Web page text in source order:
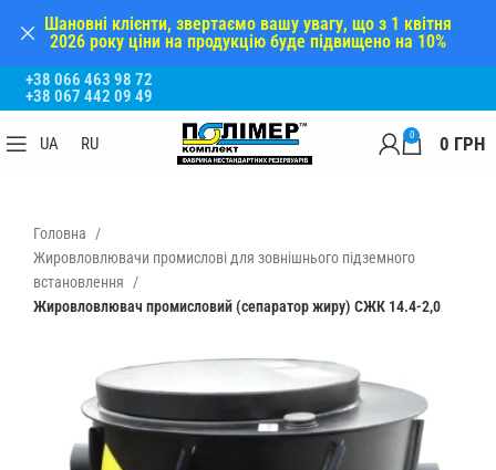
+38 066 463 98 72
+38 067 442 09 49
UA RU 0 0 ГРН
Головна
Жировловлювачи промислові для зовнішнього підземного
встановлення
Жировловлювач промисловий (сепаратор жиру) СЖК 14.4-2,0
Шановні клієнти, звертаємо вашу увагу, що з 1 квітня
2026 року ціни на продукцію буде підвищено на 10%